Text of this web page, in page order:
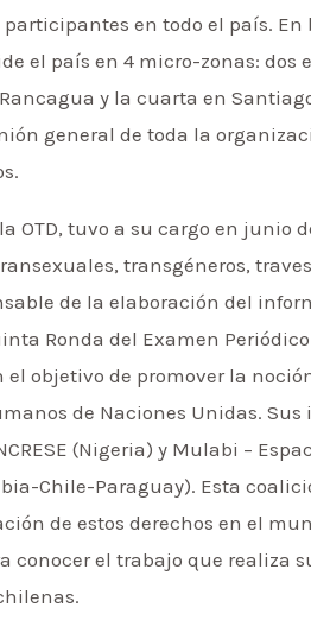
en todo el país.
el país en 4 micro-zonas: dos
y la cuarta en
general de toda la
OTD, tuvo a su cargo en
transgéneros,
de la elaboración del
Ronda del Examen
objetivo de promover la
de Naciones Unidas.
(Nigeria) y Mulabi –
Chile-Paraguay). Esta
de estos derechos en el
conocer el trabajo que